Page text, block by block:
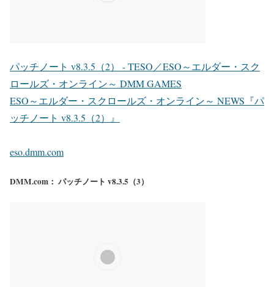
パッチノート v8.3.5（2） - TESO／ESO～エルダー・スク
ロールズ・オンライン～ DMM GAMES
ESO～エルダー・スクロールズ・オンライン～ NEWS『パ
ッチノート v8.3.5（2）』
eso.dmm.com
DMM.com： パッチノート v8.3.5（3）